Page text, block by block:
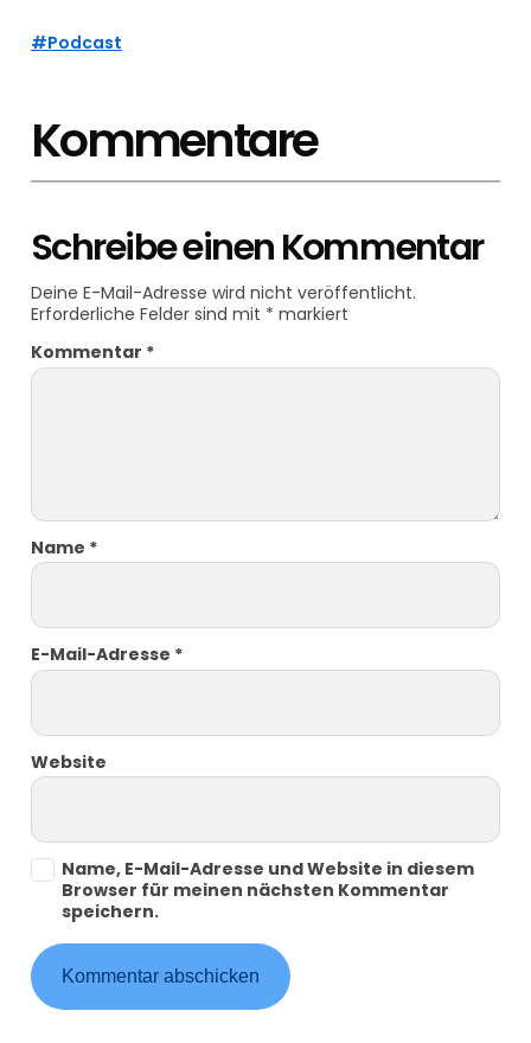
Podcast
Kommentare
Schreibe einen Kommentar
Deine E-Mail-Adresse wird nicht veröffentlicht.
Erforderliche Felder sind mit * markiert
Kommentar *
Name *
E-Mail-Adresse *
Website
Name, E-Mail-Adresse und Website in diesem
Browser für meinen nächsten Kommentar
speichern.